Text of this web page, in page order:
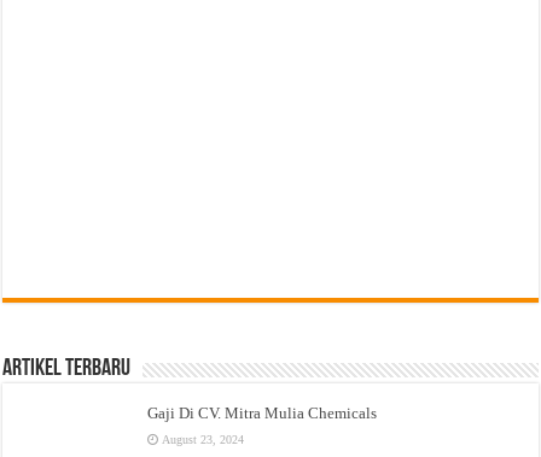
Artikel Terbaru
Gaji Di CV. Mitra Mulia Chemicals
August 23, 2024